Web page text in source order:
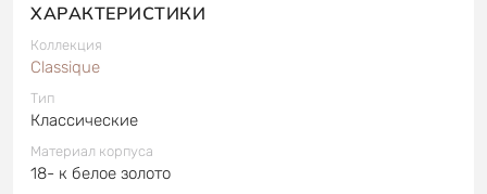
ХАРАКТЕРИСТИКИ
Коллекция
Classique
Тип
Классические
Материал корпуса
18- к белое золото